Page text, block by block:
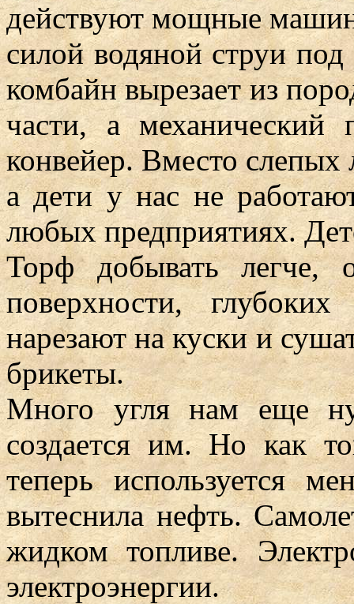
действуют мощные
силой водяной струи
комбайн вырезает из
части, а механический
конвейер. Вместо
а дети у нас не
любых предприятиях.
Торф добывать легче,
поверхности,
нарезают на куски и
брикеты.
Много угля нам еще
создается им. Но как
теперь используется
вытеснила нефть.
жидком топливе.
электроэнергии.